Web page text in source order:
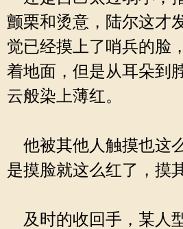
颤栗和烫意，陆尔这才
觉已经摸上了哨兵的脸
着地面，但是从耳朵到
云般染上薄红。
他被其他人触摸也这
是摸脸就这么红了，摸
及时的收回手，某人